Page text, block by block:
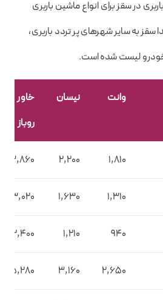
در سقز برای انواع ماشین باربری
به سایر شهرهای پر تردد باربری،
لیست شده است.
وانت نیسان
خاور
روباز
1,810
2,200
3,860
1,310
1,630
3,020
940
1,210
2,400
2,650
3,160
5,280